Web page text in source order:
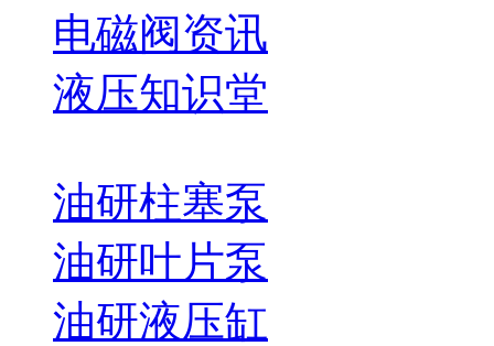
电磁阀资讯
液压知识堂
油研柱塞泵
油研叶片泵
油研液压缸